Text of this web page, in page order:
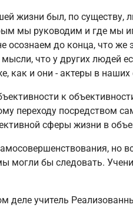
жизни был, по
мы руководим и где мы
до конца, что же
что у других людей
как и они - актеры в
к
переходу посредством
сферы жизни в
но
могли бы следовать.
деле учитель